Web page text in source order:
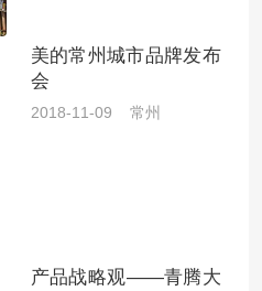
美的常州城市品牌发布
会
2018-11-09 常州
产品战略观——青腾大